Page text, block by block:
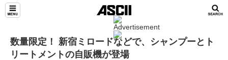
数量限定！ 新宿ミロードなどで、シャンプーとト
リートメントの自販機が登場